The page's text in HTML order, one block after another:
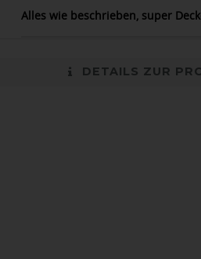
Alles wie beschrieben, super
DETAILS ZUR